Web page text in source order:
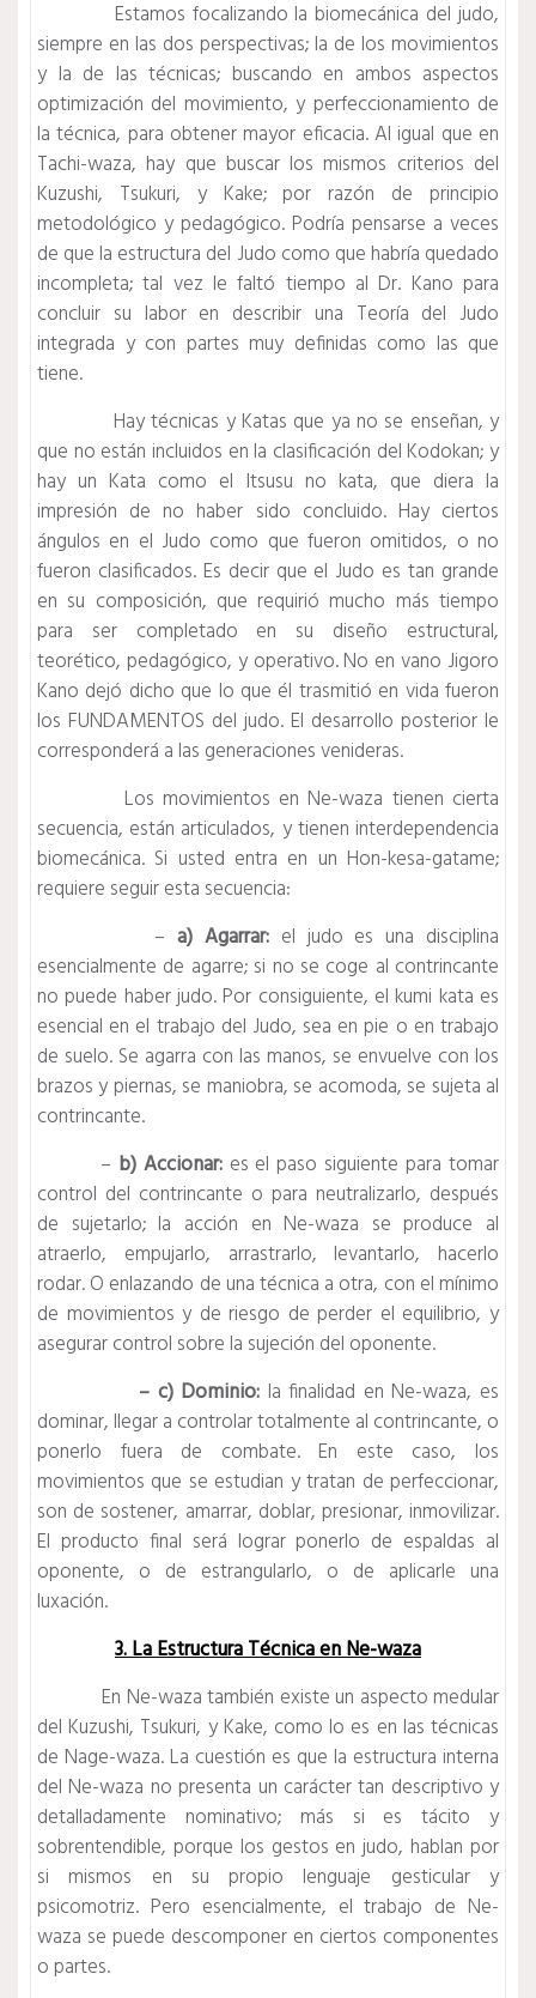
Estamos focalizando la biomecánica del judo,
siempre en las dos perspectivas; la de los movimientos
y la de las técnicas; buscando en ambos aspectos
optimización del movimiento, y perfeccionamiento de
la técnica, para obtener mayor eficacia. Al igual que en
Tachi-waza, hay que buscar los mismos criterios del
Kuzushi, Tsukuri, y Kake; por razón de principio
metodológico y pedagógico. Podría pensarse a veces
de que la estructura del Judo como que habría quedado
incompleta; tal vez le faltó tiempo al Dr. Kano para
concluir su labor en describir una Teoría del Judo
integrada y con partes muy definidas como las que
tiene.
Hay técnicas y Katas que ya no se enseñan, y
que no están incluidos en la clasificación del Kodokan; y
hay un Kata como el Itsusu no kata, que diera la
impresión de no haber sido concluido. Hay ciertos
ángulos en el Judo como que fueron omitidos, o no
fueron clasificados. Es decir que el Judo es tan grande
en su composición, que requirió mucho más tiempo
para ser completado en su diseño estructural,
teorético, pedagógico, y operativo. No en vano Jigoro
Kano dejó dicho que lo que él trasmitió en vida fueron
los FUNDAMENTOS del judo. El desarrollo posterior le
corresponderá a las generaciones venideras.
Los movimientos en Ne-waza tienen cierta
secuencia, están articulados, y tienen interdependencia
biomecánica. Si usted entra en un Hon-kesa-gatame;
requiere seguir esta secuencia:
–a) Agarrar:el judo es una disciplina
esencialmente de agarre; si no se coge al contrincante
no puede haber judo. Por consiguiente, el kumi kata es
esencial en el trabajo del Judo, sea en pie o en trabajo
de suelo. Se agarra con las manos, se envuelve con los
brazos y piernas, se maniobra, se acomoda, se sujeta al
contrincante.
– b) Accionar: es el paso siguiente para tomar
control del contrincante o para neutralizarlo, después
de sujetarlo; la acción en Ne-waza se produce al
atraerlo, empujarlo, arrastrarlo, levantarlo, hacerlo
rodar. O enlazando de una técnica a otra, con el mínimo
de movimientos y de riesgo de perder el equilibrio, y
asegurar control sobre la sujeción del oponente.
– c) Dominio: la finalidad en Ne-waza, es
dominar, llegar a controlar totalmente al contrincante, o
ponerlo fuera de combate. En este caso, los
movimientos que se estudian y tratan de perfeccionar,
son de sostener, amarrar, doblar, presionar, inmovilizar.
El producto final será lograr ponerlo de espaldas al
oponente, o de estrangularlo, o de aplicarle una
luxación.
3. La Estructura Técnica en Ne-waza
En Ne-waza también existe un aspecto medular
del Kuzushi, Tsukuri, y Kake, como lo es en las técnicas
de Nage-waza. La cuestión es que la estructura interna
del Ne-waza no presenta un carácter tan descriptivo y
detalladamente nominativo; más si es tácito y
sobrentendible, porque los gestos en judo, hablan por
si mismos en su propio lenguaje gesticular y
psicomotriz. Pero esencialmente, el trabajo de Ne-
waza se puede descomponer en ciertos componentes
o partes.